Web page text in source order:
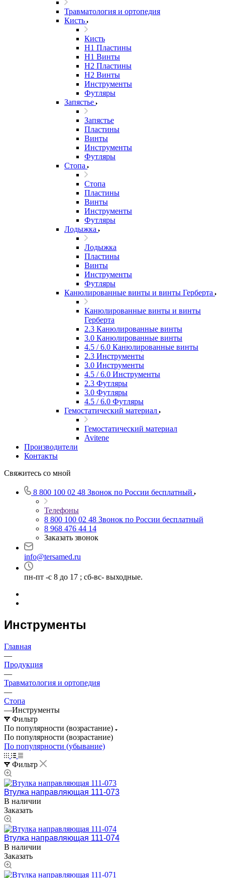
Травматология и ортопедия
Кисть
Кисть
H1 Пластины
H1 Винты
H2 Пластины
H2 Винты
Инструменты
Футляры
Запястье
Запястье
Пластины
Винты
Инструменты
Футляры
Стопа
Стопа
Пластины
Винты
Инструменты
Футляры
Лодыжка
Лодыжка
Пластины
Винты
Инструменты
Футляры
Канюлированные винты и винты Герберта
Канюлированные винты и винты
Герберта
2.3 Канюлированные винты
3.0 Канюлированные винты
4.5 / 6.0 Канюлированные винты
2.3 Инструменты
3.0 Инструменты
4.5 / 6.0 Инструменты
2.3 Футляры
3.0 Футляры
4.5 / 6.0 Футляры
Гемостатический материал
Гемостатический материал
Avitene
Производители
Контакты
Свяжитесь со мной
8 800 100 02 48 Звонок по России бесплатный
Телефоны
8 800 100 02 48 Звонок по России бесплатный
8 968 476 44 14
Заказать звонок
info@tersamed.ru
пн-пт -с 8 до 17 ; сб-вс- выходные.
Инструменты
Главная
—
Продукция
—
Травматология и ортопедия
—
Стопа
—Инструменты
Фильтр
По популярности (возрастание)
По популярности (возрастание)
По популярности (убывание)
Фильтр
Втулка направляющая 111-073
В наличии
Заказать
Втулка направляющая 111-074
В наличии
Заказать